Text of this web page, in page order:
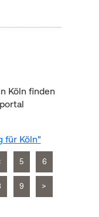
Köln finden
für Köln"
5 6
9 >